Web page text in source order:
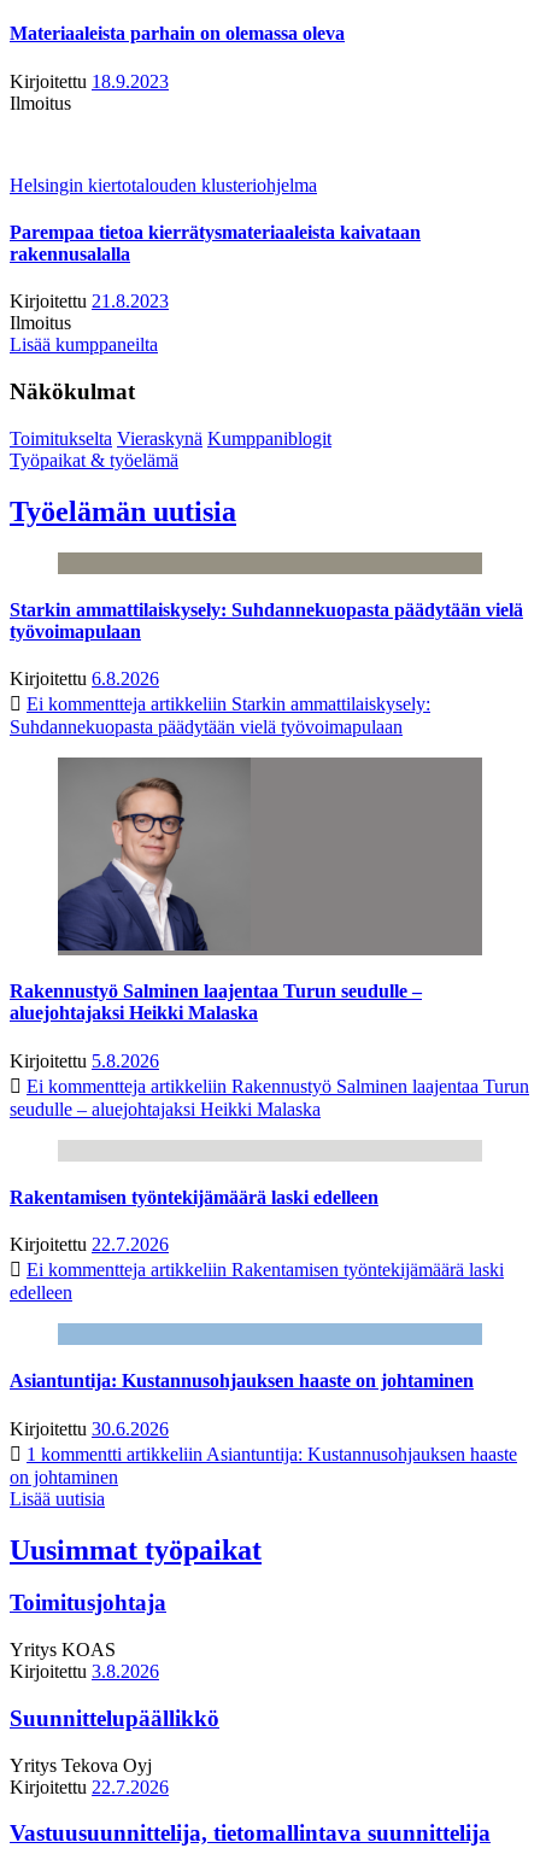
Materiaaleista parhain on olemassa oleva
Kirjoitettu 18.9.2023
Ilmoitus
Helsingin kiertotalouden klusteriohjelma
Parempaa tietoa kierrätysmateriaaleista kaivataan
rakennusalalla
Kirjoitettu 21.8.2023
Ilmoitus
Lisää kumppaneilta
Näkökulmat
Toimitukselta Vieraskynä Kumppaniblogit
Työpaikat & työelämä
Työelämän uutisia
Starkin ammattilaiskysely: Suhdannekuopasta päädytään vielä
työvoimapulaan
Kirjoitettu 6.8.2026
Ei kommentteja artikkeliin Starkin ammattilaiskysely:
Suhdannekuopasta päädytään vielä työvoimapulaan
Rakennustyö Salminen laajentaa Turun seudulle –
aluejohtajaksi Heikki Malaska
Kirjoitettu 5.8.2026
Ei kommentteja artikkeliin Rakennustyö Salminen laajentaa Turun
seudulle – aluejohtajaksi Heikki Malaska
Rakentamisen työntekijämäärä laski edelleen
Kirjoitettu 22.7.2026
Ei kommentteja artikkeliin Rakentamisen työntekijämäärä laski
edelleen
Asiantuntija: Kustannusohjauksen haaste on johtaminen
Kirjoitettu 30.6.2026
1 kommentti artikkeliin Asiantuntija: Kustannusohjauksen haaste
on johtaminen
Lisää uutisia
Uusimmat työpaikat
Toimitusjohtaja
Yritys KOAS
Kirjoitettu 3.8.2026
Suunnittelupäällikkö
Yritys Tekova Oyj
Kirjoitettu 22.7.2026
Vastuusuunnittelija, tietomallintava suunnittelija